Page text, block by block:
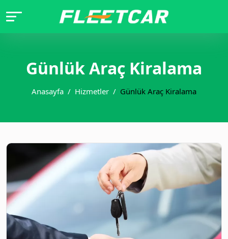
Günlük Araç Kiralama
Anasayfa Hizmetler Günlük Araç Kiralama